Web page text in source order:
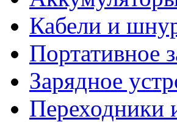
Кабели и
Портативное
Зарядное
Переходники